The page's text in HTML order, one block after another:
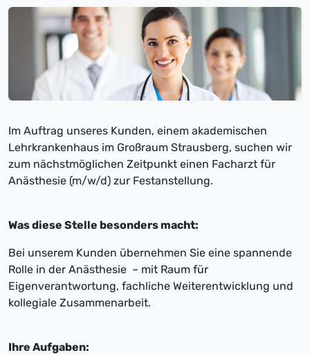
Im Auftrag unseres Kunden, einem akademischen
Lehrkrankenhaus im Großraum Strausberg, suchen wir
zum nächstmöglichen Zeitpunkt einen Facharzt für
Anästhesie (m/w/d) zur Festanstellung.
Was diese Stelle besonders macht:
Bei unserem Kunden übernehmen Sie eine spannende
Rolle in der Anästhesie – mit Raum für
Eigenverantwortung, fachliche Weiterentwicklung und
kollegiale Zusammenarbeit.
Ihre Aufgaben: